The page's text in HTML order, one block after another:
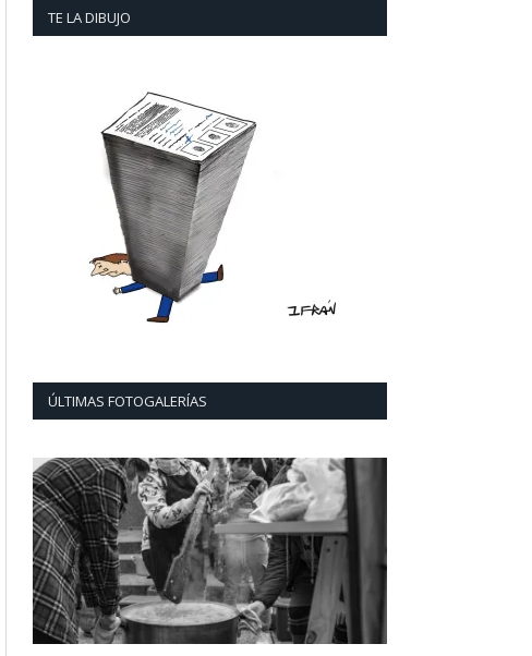
TE LA DIBUJO
ÚLTIMAS FOTOGALERÍAS